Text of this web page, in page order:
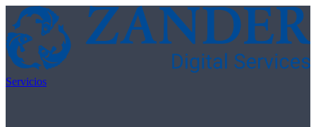
Skip to content
Servicios